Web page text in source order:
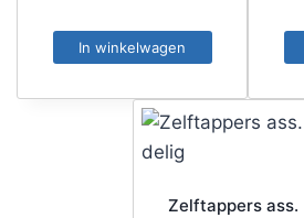
In winkelwagen
Zelftappers ass.